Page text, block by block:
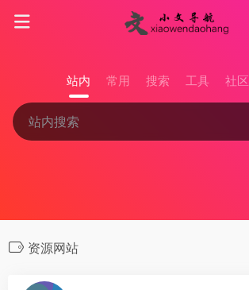
站内 常用 搜索 工具 社区
资源网站